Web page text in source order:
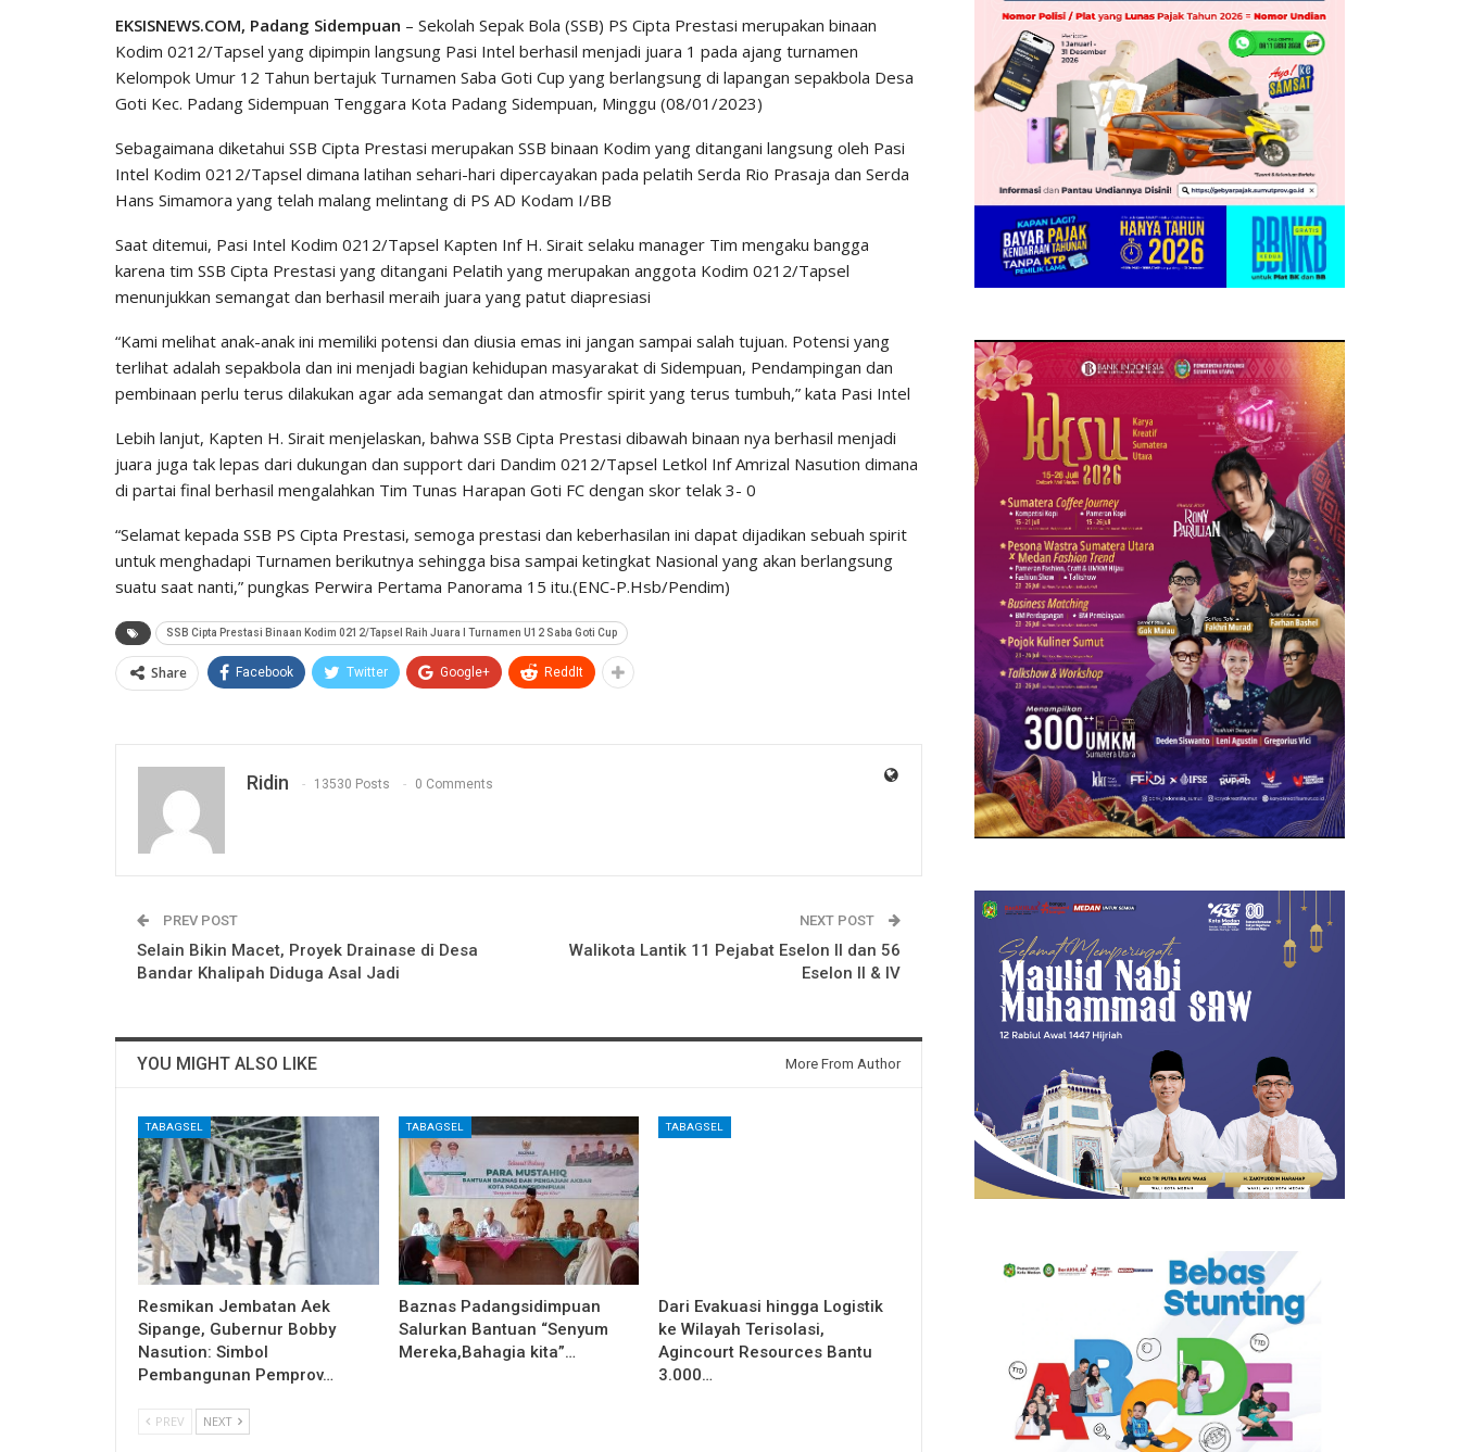
EKSISNEWS.COM, Padang Sidempuan – Sekolah Sepak Bola (SSB) PS Cipta Prestasi merupakan binaan
Kodim 0212/Tapsel yang dipimpin langsung Pasi Intel berhasil menjadi juara 1 pada ajang turnamen
Kelompok Umur 12 Tahun bertajuk Turnamen Saba Goti Cup yang berlangsung di lapangan sepakbola Desa
Goti Kec. Padang Sidempuan Tenggara Kota Padang Sidempuan, Minggu (08/01/2023)
Sebagaimana diketahui SSB Cipta Prestasi merupakan SSB binaan Kodim yang ditangani langsung oleh Pasi
Intel Kodim 0212/Tapsel dimana latihan sehari-hari dipercayakan pada pelatih Serda Rio Prasaja dan Serda
Hans Simamora yang telah malang melintang di PS AD Kodam I/BB
Saat ditemui, Pasi Intel Kodim 0212/Tapsel Kapten Inf H. Sirait selaku manager Tim mengaku bangga
karena tim SSB Cipta Prestasi yang ditangani Pelatih yang merupakan anggota Kodim 0212/Tapsel
menunjukkan semangat dan berhasil meraih juara yang patut diapresiasi
“Kami melihat anak-anak ini memiliki potensi dan diusia emas ini jangan sampai salah tujuan. Potensi yang
terlihat adalah sepakbola dan ini menjadi bagian kehidupan masyarakat di Sidempuan, Pendampingan dan
pembinaan perlu terus dilakukan agar ada semangat dan atmosfir spirit yang terus tumbuh,” kata Pasi Intel
Lebih lanjut, Kapten H. Sirait menjelaskan, bahwa SSB Cipta Prestasi dibawah binaan nya berhasil menjadi
juara juga tak lepas dari dukungan dan support dari Dandim 0212/Tapsel Letkol Inf Amrizal Nasution dimana
di partai final berhasil mengalahkan Tim Tunas Harapan Goti FC dengan skor telak 3- 0
“Selamat kepada SSB PS Cipta Prestasi, semoga prestasi dan keberhasilan ini dapat dijadikan sebuah spirit
untuk menghadapi Turnamen berikutnya sehingga bisa sampai ketingkat Nasional yang akan berlangsung
suatu saat nanti,” pungkas Perwira Pertama Panorama 15 itu.(ENC-P.Hsb/Pendim)
SSB Cipta Prestasi Binaan Kodim 0212/Tapsel Raih Juara I Turnamen U12 Saba Goti Cup
Share Facebook Twitter Google+ ReddIt
Ridin 13530 Posts 0 Comments
PREV POST
Selain Bikin Macet, Proyek Drainase di Desa
Bandar Khalipah Diduga Asal Jadi
NEXT POST
Walikota Lantik 11 Pejabat Eselon ll dan 56
Eselon ll & lV
YOU MIGHT ALSO LIKE More From Author
TABAGSEL
Resmikan Jembatan Aek
Sipange, Gubernur Bobby
Nasution: Simbol
Pembangunan Pemprov…
TABAGSEL
Baznas Padangsidimpuan
Salurkan Bantuan “Senyum
Mereka,Bahagia kita”…
TABAGSEL
Dari Evakuasi hingga Logistik
ke Wilayah Terisolasi,
Agincourt Resources Bantu
3.000…
PREV NEXT